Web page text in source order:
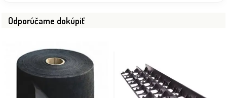
Odporúčame dokúpiť